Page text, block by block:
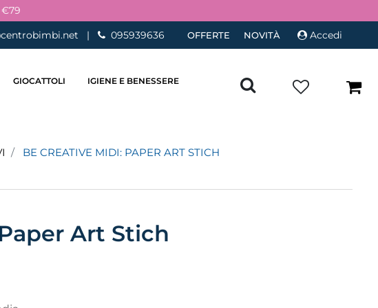
| 095939636 OFFERTE NOVITÀ Accedi
GIOCATTOLI IGIENE E BENESSERE
BE CREATIVE MIDI: PAPER ART STICH
Art Stich